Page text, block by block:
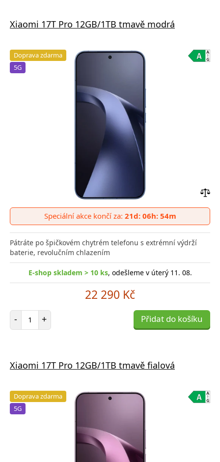
Xiaomi 17T Pro 12GB/1TB tmavě modrá
Doprava zdarma
5G
do
Speciální akce končí za: 21d: 06h: 54m
Pátráte po špičkovém chytrém telefonu s extrémní výdrží
baterie, revolučním chlazením
E-shop skladem > 10 ks, odešleme v úterý 11. 08.
22 290 Kč
- Počet položek
+ Přidat do košíku
Xiaomi 17T Pro 12GB/1TB tmavě fialová
Doprava zdarma
5G